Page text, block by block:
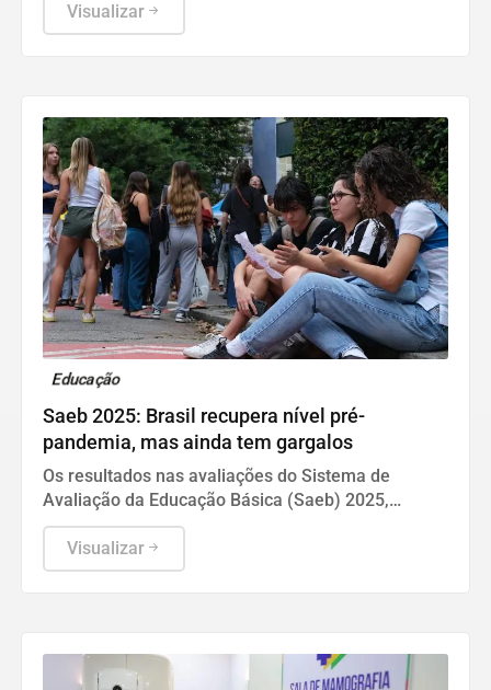
Visualizar
Educação
Saeb 2025: Brasil recupera nível pré-
pandemia, mas ainda tem gargalos
Os resultados nas avaliações do Sistema de
Avaliação da Educação Básica (Saeb) 2025,
divulgados nesta quarta-feira (5) pelo Ministério da
Educação (MEC), em Brasília, mostram que, apesar
da consistente melhora dos indicadores de
Visualizar